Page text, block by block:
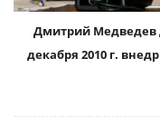
Дмитрий Медведев
декабря 2010 г.